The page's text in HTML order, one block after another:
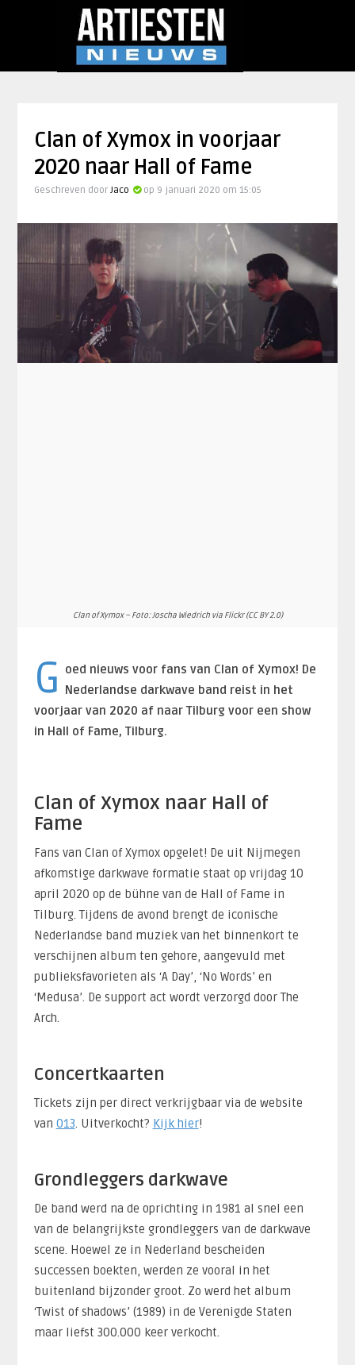
Clan of Xymox in voorjaar
2020 naar Hall of Fame
Geschreven door Jaco op 9 januari 2020 om 15:05
Clan of Xymox – Foto: Joscha Wiedrich via Flickr (CC BY 2.0)
G
oed nieuws voor fans van Clan of Xymox! De
Nederlandse darkwave band reist in het
voorjaar van 2020 af naar Tilburg voor een show
in Hall of Fame, Tilburg.
Clan of Xymox naar Hall of
Fame
Fans van Clan of Xymox opgelet! De uit Nijmegen
afkomstige darkwave formatie staat op vrijdag 10
april 2020 op de bühne van de Hall of Fame in
Tilburg. Tijdens de avond brengt de iconische
Nederlandse band muziek van het binnenkort te
verschijnen album ten gehore, aangevuld met
publieksfavorieten als ‘A Day’, ‘No Words’ en
‘Medusa’. De support act wordt verzorgd door The
Arch.
Concertkaarten
Tickets zijn per direct verkrijgbaar via de website
van 013 . Uitverkocht? Kijk hier!
Grondleggers darkwave
De band werd na de oprichting in 1981 al snel een
van de belangrijkste grondleggers van de darkwave
scene. Hoewel ze in Nederland bescheiden
successen boekten, werden ze vooral in het
buitenland bijzonder groot. Zo werd het album
‘Twist of shadows’ (1989) in de Verenigde Staten
maar liefst 300.000 keer verkocht.